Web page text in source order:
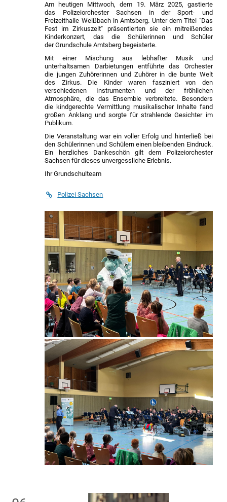
Am heutigen Mittwoch, dem 19. März 2025, gastierte
das Polizeiorchester Sachsen in der Sport- und
Freizeithalle Weißbach in Amtsberg. Unter dem Titel "Das
Fest im Zirkuszelt" präsentierten sie ein mitreißendes
Kinderkonzert, das die Schülerinnen und Schüler
der Grundschule Amtsberg begeisterte.
Mit einer Mischung aus lebhafter Musik und
unterhaltsamen Darbietungen entführte das Orchester
die jungen Zuhörerinnen und Zuhörer in die bunte Welt
des Zirkus. Die Kinder waren fasziniert von den
verschiedenen Instrumenten und der fröhlichen
Atmosphäre, die das Ensemble verbreitete. Besonders
die kindgerechte Vermittlung musikalischer Inhalte fand
großen Anklang und sorgte für strahlende Gesichter im
Publikum.
Die Veranstaltung war ein voller Erfolg und hinterließ bei
den Schülerinnen und Schülern einen bleibenden Eindruck.
Ein herzliches Dankeschön gilt dem Polizeiorchester
Sachsen für dieses unvergessliche Erlebnis.
Ihr Grundschulteam
Polizei Sachsen